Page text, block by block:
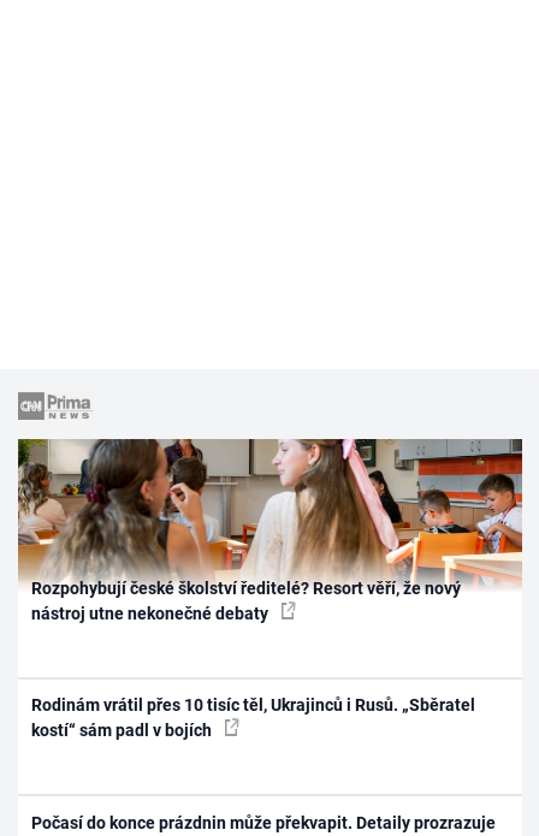
Rozpohybují české školství ředitelé? Resort věří, že nový
nástroj utne nekonečné debaty
Rodinám vrátil přes 10 tisíc těl, Ukrajinců i Rusů. „Sběratel
kostí“ sám padl v bojích
Počasí do konce prázdnin může překvapit. Detaily prozrazuje